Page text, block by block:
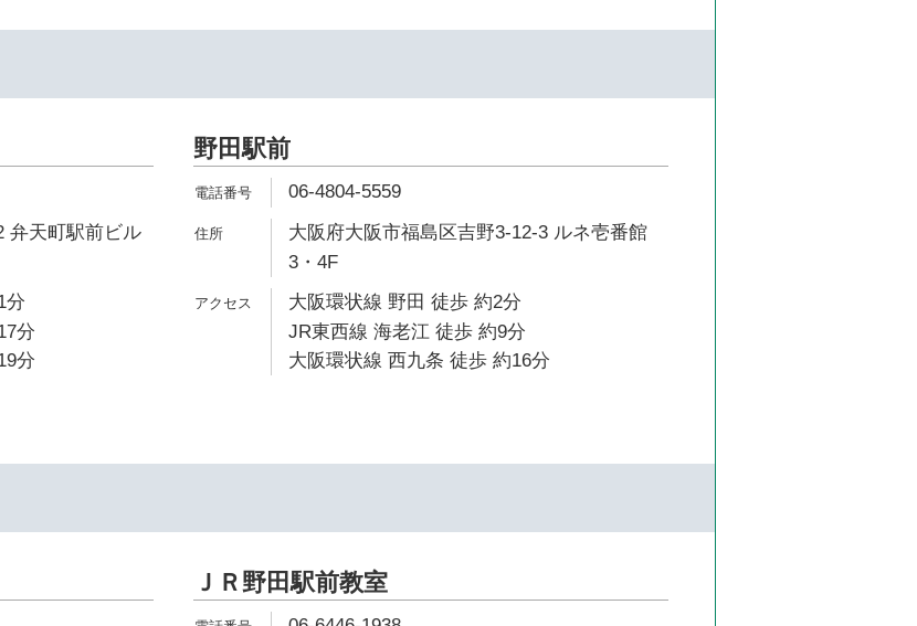
弁天町駅前ビル
分
分
分
野田駅前
06-4804-5559
大阪府大阪市福島区吉野3-12-3 ルネ壱番館
3・4F
大阪環状線 野田 徒歩 約2分
JR東西線 海老江 徒歩 約9分
大阪環状線 西九条 徒歩 約16分
ＪＲ野田駅前教室